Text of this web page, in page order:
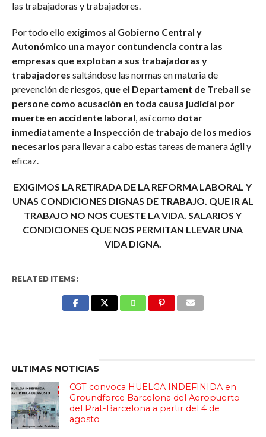
las trabajadoras y trabajadores.
Por todo ello exigimos al Gobierno Central y
Autonómico una mayor contundencia contra las
empresas que explotan a sus trabajadoras y
trabajadores saltándose las normas en materia de
prevención de riesgos, que el Departament de Treball se
persone como acusación en toda causa judicial por
muerte en accidente laboral, así como dotar
inmediatamente a Inspección de trabajo de los medios
necesarios para llevar a cabo estas tareas de manera ágil y
eficaz.
EXIGIMOS LA RETIRADA DE LA REFORMA LABORAL Y
UNAS CONDICIONES DIGNAS DE TRABAJO. QUE IR AL
TRABAJO NO NOS CUESTE LA VIDA. SALARIOS Y
CONDICIONES QUE NOS PERMITAN LLEVAR UNA
VIDA DIGNA.
RELATED ITEMS:
ULTIMAS NOTICIAS
CGT convoca HUELGA INDEFINIDA en
Groundforce Barcelona del Aeropuerto
del Prat-Barcelona a partir del 4 de
agosto